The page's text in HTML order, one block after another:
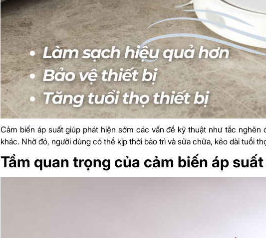
Cảm biến áp suất giúp phát hiện sớm các vấn đề kỹ thuật như tắc
khác. Nhờ đó, người dùng có thể kịp thời bảo trì và sửa chữa, kéo dài tuổi
Tầm quan trọng của cảm biến áp